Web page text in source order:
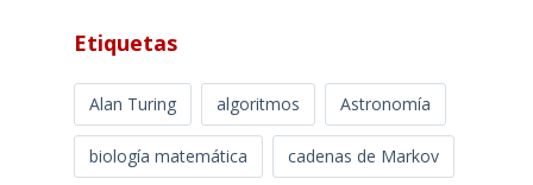
Etiquetas
Alan Turing algoritmos Astronomía
biología matemática cadenas de Markov